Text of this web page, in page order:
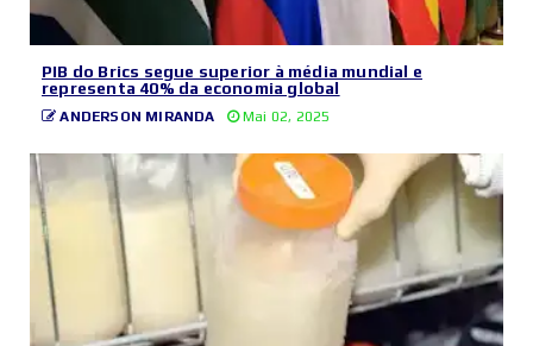
PIB do Brics segue superior à média mundial e
representa 40% da economia global
ANDERSON MIRANDA Mai 02, 2025